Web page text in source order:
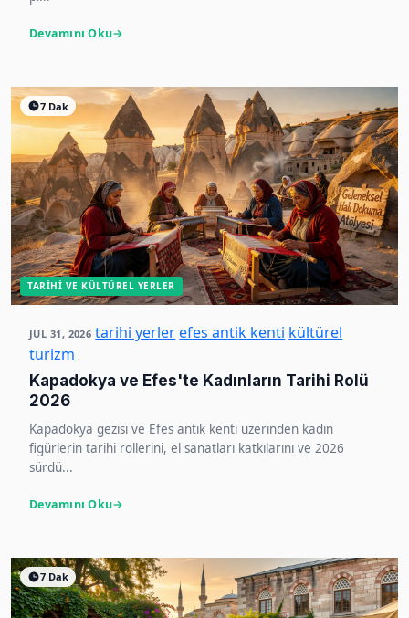
Devamını Oku
7 Dak
TARIHI VE KÜLTÜREL YERLER
JUL 31, 2026 tarihi yerlerefes antik kenti kültürel
turizm
Kapadokya ve Efes'te Kadınların Tarihi Rolü
2026
Kapadokya gezisi ve Efes antik kenti üzerinden kadın
figürlerin tarihi rollerini, el sanatları katkılarını ve 2026
sürdü...
Devamını Oku
7 Dak